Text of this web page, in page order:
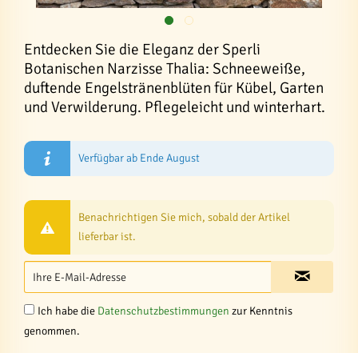
Entdecken Sie die Eleganz der Sperli
Botanischen Narzisse Thalia: Schneeweiße,
duftende Engelstränenblüten für Kübel, Garten
und Verwilderung. Pflegeleicht und winterhart.
Verfügbar ab Ende August
Benachrichtigen Sie mich, sobald der Artikel
lieferbar ist.
Ich habe die Datenschutzbestimmungen zur Kenntnis
genommen.